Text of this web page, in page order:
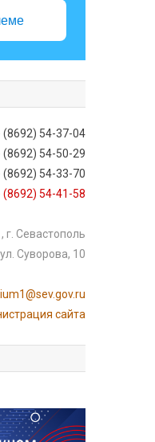
(8692) 54-37-04
54-50-29
(8692) 54-33-70
54-41-58
г. Севастополь
ул. Суворова, 10
сайта